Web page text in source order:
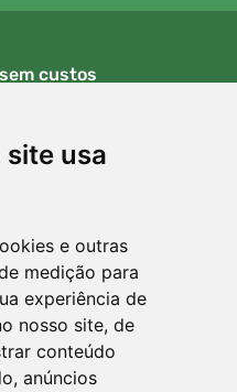
site usa
e outras
medição para
experiência de
nosso site, de
conteúdo
anúncios
custos
superiores a 80 EUR
encomenda em qualquer
uma árvore! Leia mais